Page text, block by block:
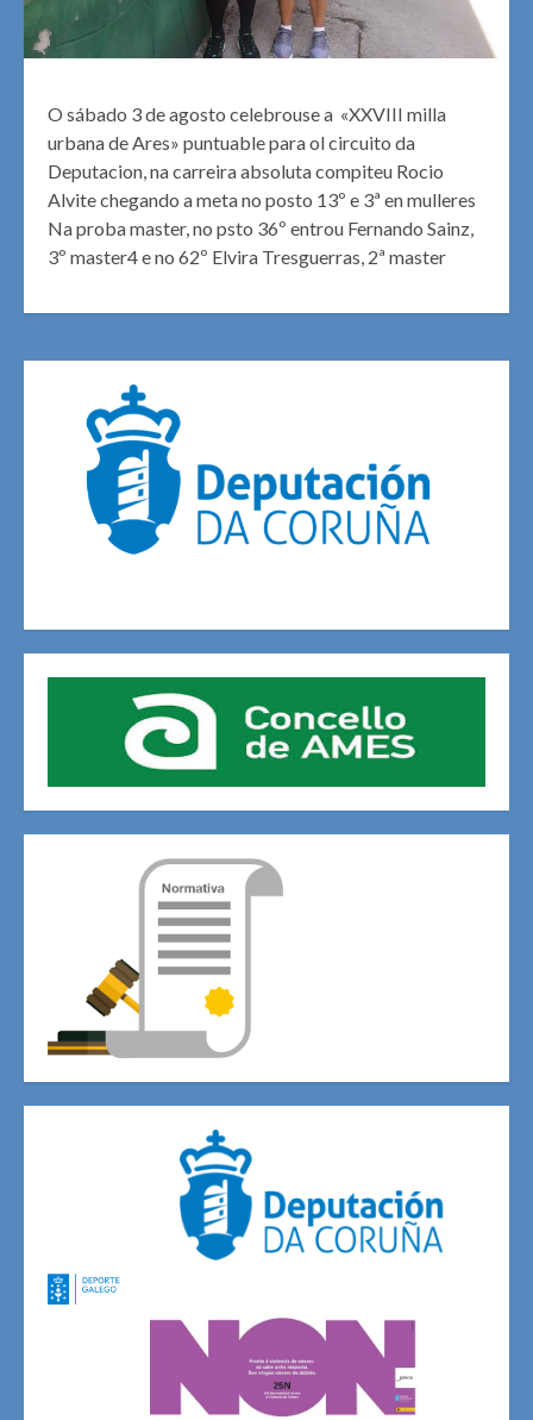
O sábado 3 de agosto celebrouse a «XXVIII milla
urbana de Ares» puntuable para ol circuito da
Deputacion, na carreira absoluta compiteu Rocio
Alvite chegando a meta no posto 13º e 3ª en mulleres
Na proba master, no psto 36º entrou Fernando Sainz,
3º master4 e no 62º Elvira Tresguerras, 2ª master